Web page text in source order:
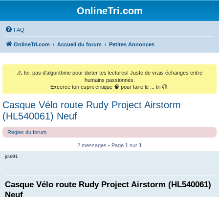
OnlineTri.com
FAQ
OnlineTri.com Accueil du forum Petites Annonces
⚠️ Ici, pas d'algorithme pour dicter tes lectures! Juste de vrais échanges entre
humains passionnés.
Excerce ton esprit critique 🧠 pour faire le ... tri 😉.
Casque Vélo route Rudy Project Airstorm
(HL540061) Neuf
Règles du forum
2 messages • Page 1 sur 1
jctri91
Casque Vélo route Rudy Project Airstorm (HL540061)
Neuf